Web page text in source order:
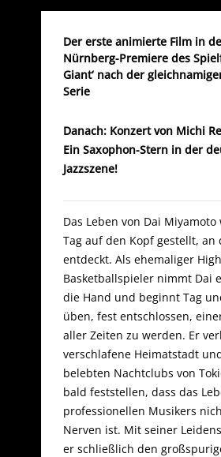
Der erste animierte Film in
Nürnberg-Premiere des
Giant‘ nach der
Serie
Danach: Konzert von Michi
Ein Saxophon-Stern in der
Jazzszene!
Das Leben von Dai
Tag auf den Kopf gestellt, an
entdeckt. Als ehemaliger
Basketballspieler nimmt Dai
die Hand und beginnt Tag
üben, fest entschlossen,
aller Zeiten zu werden. Er
verschlafene Heimatstadt
belebten Nachtclubs von
bald feststellen, dass das
professionellen Musikers
Nerven ist. Mit seiner
er schließlich den